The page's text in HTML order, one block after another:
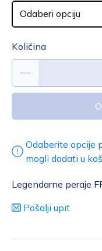
Količina
Odaberite opcije
mogli dodati u
Legendarne peraje
Pošalji upit